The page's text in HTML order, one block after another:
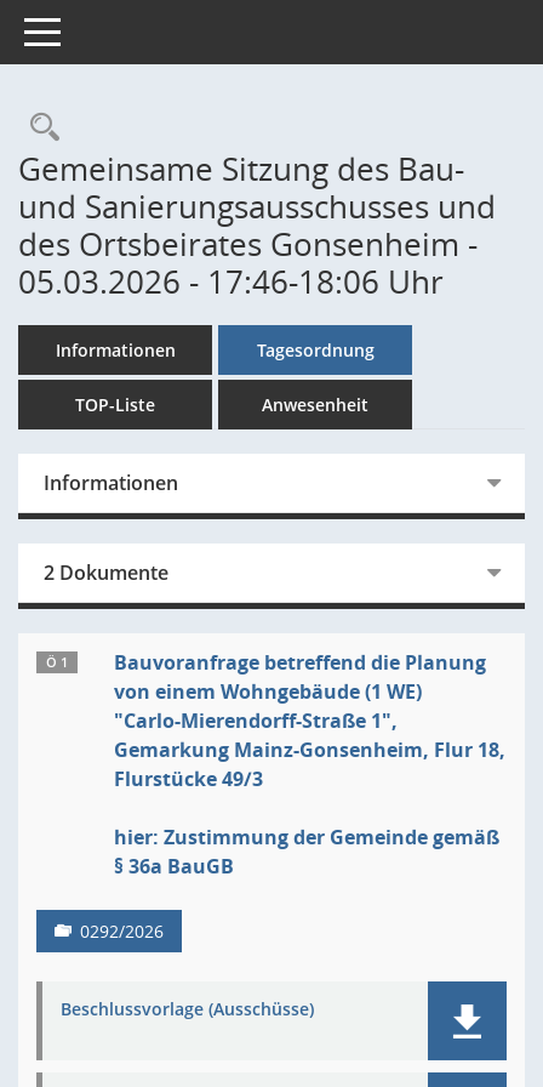
Toggle navigation
Rechercheauswahl
Gemeinsame Sitzung des Bau-
und Sanierungsausschusses und
des Ortsbeirates Gonsenheim -
05.03.2026 - 17:46-18:06 Uhr
Informationen Tagesordnung
TOP-Liste Anwesenheit
Informationen
2 Dokumente
Ö 1
Bauvoranfrage betreffend die Planung
von einem Wohngebäude (1 WE)
"Carlo-Mierendorff-Straße 1",
Gemarkung Mainz-Gonsenheim, Flur 18,
Flurstücke 49/3
hier: Zustimmung der Gemeinde gemäß
§ 36a BauGB
0292/2026
Beschlussvorlage (Ausschüsse)